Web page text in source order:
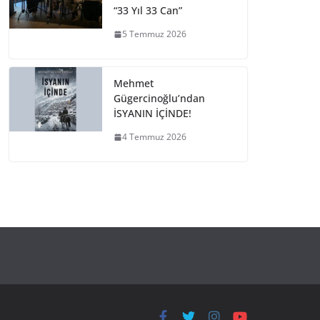
“33 Yıl 33 Can”
5 Temmuz 2026
Mehmet
Gügercinoğlu’ndan
İSYANIN İÇİNDE!
4 Temmuz 2026